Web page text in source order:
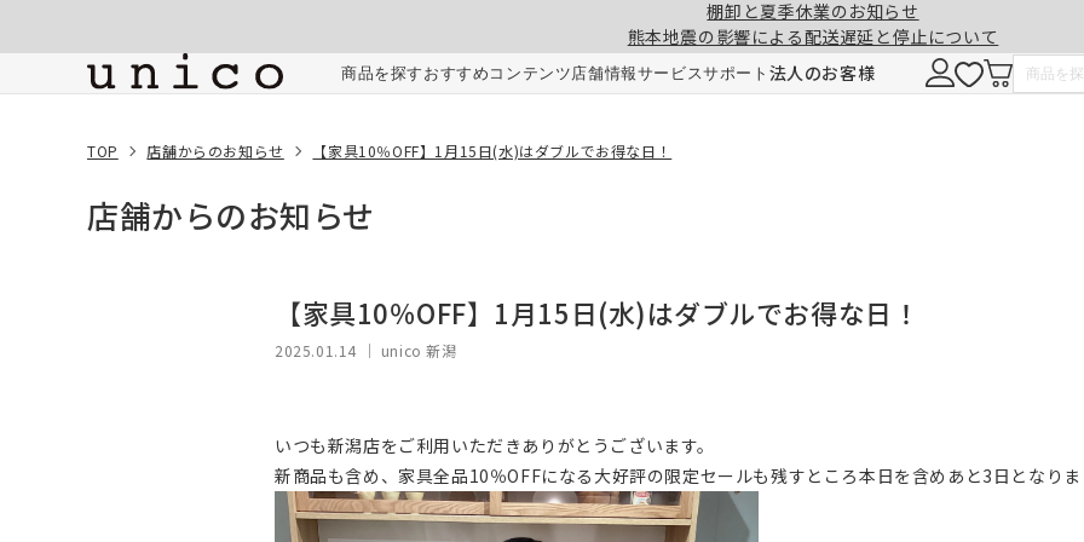
棚卸と夏季休業のお知らせ
熊本地震の影響による配送遅延と停止について
商品を探す おすすめコンテンツ 店舗情報サービスサポート 法人のお客様
TOP 店舗からのお知らせ 【家具10％OFF】1月15日(水)はダブルでお得な日！
店舗からのお知らせ
【家具10％OFF】1月15日(水)はダブルでお得な日！
2025.01.14 ｜ unico 新潟
いつも新潟店をご利用いただきありがとうございます。
新商品も含め、家具全品10％OFFになる大好評の限定セールも残すところ本日を含めあと3日となり